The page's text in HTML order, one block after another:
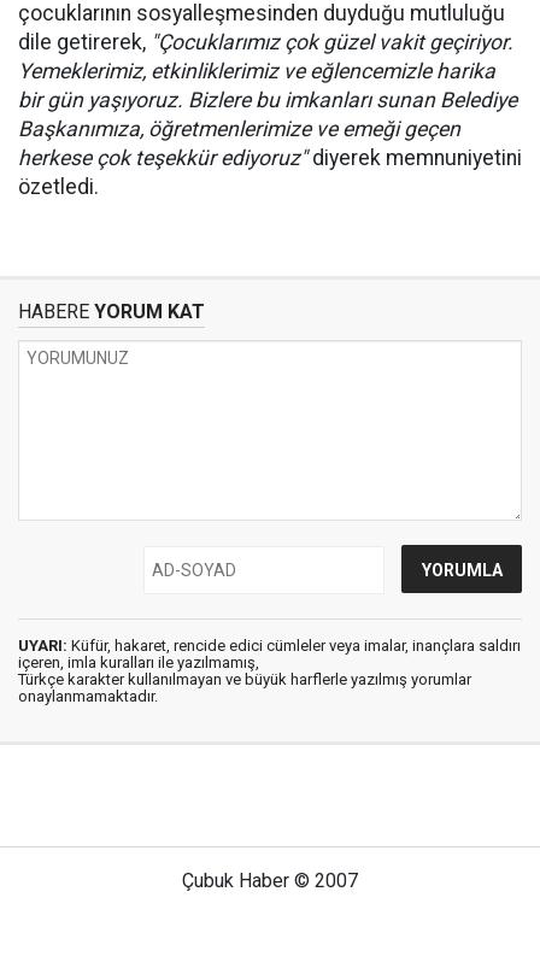
çocuklarının sosyalleşmesinden duyduğu mutluluğu
dile getirerek, "Çocuklarımız çok güzel vakit geçiriyor.
Yemeklerimiz, etkinliklerimiz ve eğlencemizle harika
bir gün yaşıyoruz. Bizlere bu imkanları sunan Belediye
Başkanımıza, öğretmenlerimize ve emeği geçen
herkese çok teşekkür ediyoruz"diyerek memnuniyetini
özetledi.
HABERE YORUM KAT
UYARI: Küfür, hakaret, rencide edici cümleler veya imalar, inançlara saldırı
içeren, imla kuralları ile yazılmamış,
Türkçe karakter kullanılmayan ve büyük harflerle yazılmış yorumlar
onaylanmamaktadır.
Çubuk Haber © 2007